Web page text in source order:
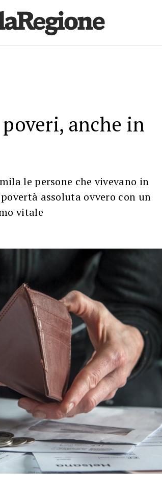
anche in
le persone che vivevano in
assoluta ovvero con un
vitale